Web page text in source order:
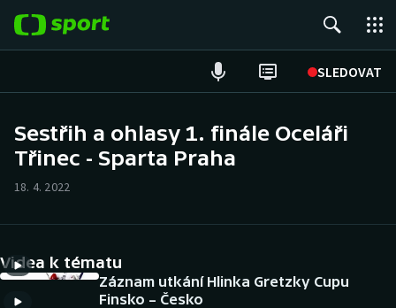
SLEDOVAT
Hokej
Cyklistika
Sestřih a ohlasy 1. finále Oceláři
Třinec - Sparta Praha
18. 4. 2022
Videa k tématu
Záznam utkání Hlinka Gretzky Cupu
Finsko – Česko